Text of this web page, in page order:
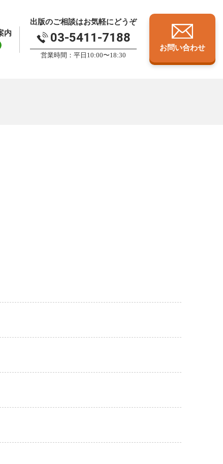
内
出版のご相談はお気軽にどうぞ
03-5411-7188
営業時間：平日10:00〜18:30
お問い合わせ